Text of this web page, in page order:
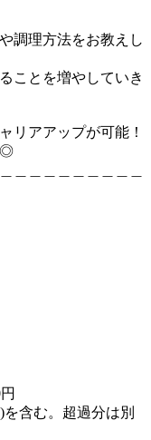
調理方法をお教えし
ことを増やしていき
リアアップが可能！
◎
含む。超過分は別